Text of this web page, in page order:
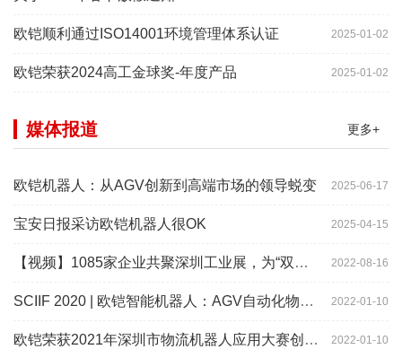
2025-01-02
欧铠顺利通过ISO14001环境管理体系认证
2025-01-02
欧铠荣获2024高工金球奖-年度产品
更多+
媒体报道
2025-06-17
欧铠机器人：从AGV创新到高端市场的领导蜕变
2025-04-15
宝安日报采访欧铠机器人很OK
2022-08-16
【视频】1085家企业共聚深圳工业展，为“双链”畅通堵点、卡点
2022-01-10
SCIIF 2020 | 欧铠智能机器人：AGV自动化物流设备及系统
2022-01-10
欧铠荣获2021年深圳市物流机器人应用大赛创新项目奖